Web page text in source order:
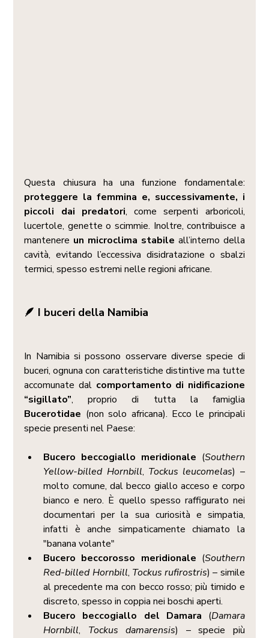
proteggere la femmina e, successivamente, i
piccoli dai predatori, come serpenti arboricoli,
lucertole, genette o scimmie. Inoltre, contribuisce a
mantenere un microclima stabile all’interno della
cavità, evitando l’eccessiva disidratazione o sbalzi
termici, spesso estremi nelle regioni africane.
🪶 I buceri della Namibia
In Namibia si possono osservare diverse specie di
buceri, ognuna con caratteristiche distintive ma tutte
accomunate dal comportamento di nidificazione
“sigillato”
Bucerotidae (non solo africana). Ecco le principali
specie presenti nel Paese:
Bucero beccogiallo meridionale (Southern
Yellow-billed Hornbill, Tockus leucomelas) –
molto comune, dal becco giallo acceso e corpo
bianco e nero. È quello spesso raffigurato nei
documentari per la sua curiosità e simpatia,
infatti è anche simpaticamente chiamato la
"banana volante"
Bucero beccorosso meridionale (Southern
Red-billed Hornbill, Tockus rufirostris) – simile
al precedente ma con becco rosso; più timido e
discreto, spesso in coppia nei boschi aperti.
Bucero beccogiallo del Damara (Damara
Hornbill, Tockus damarensis) – specie più